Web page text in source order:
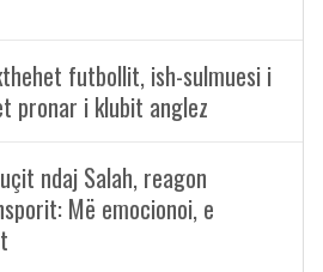
futbollit, ish-sulmuesi i
pronar i klubit anglez
ndaj Salah, reagon
Më emocionoi, e